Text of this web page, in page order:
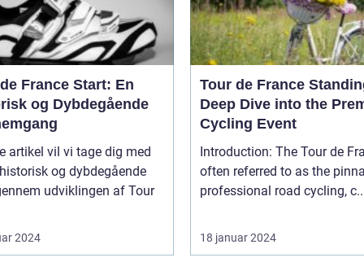
France Start: En
og Dybdegående
artikel vil vi tage dig med
og dybdegående
udviklingen af Tour
2024
Tour de France
Deep Dive into the
Cycling Event
Introduction: The Tour de France,
often referred to as the
professional road cycling,
18 januar 2024